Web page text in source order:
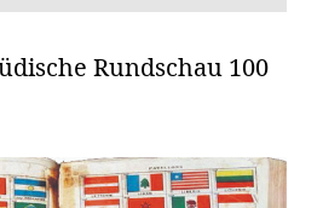
Rundschau 100